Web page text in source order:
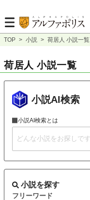
TOP > 小説 > 荷居人 小説一覧
荷居人 小説一覧
小説AI検索
小説AI検索とは
小説を探す
フリーワード